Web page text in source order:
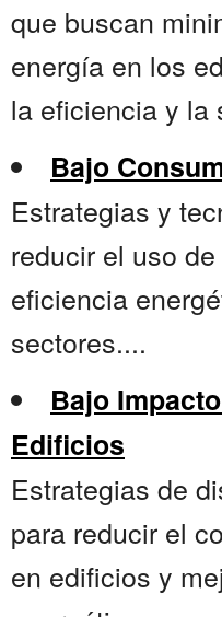
que buscan
energía en los
la eficiencia y la
Bajo
Estrategias y
reducir el uso
eficiencia
sectores....
Bajo
Edificios
Estrategias de
para reducir el
en edificios y